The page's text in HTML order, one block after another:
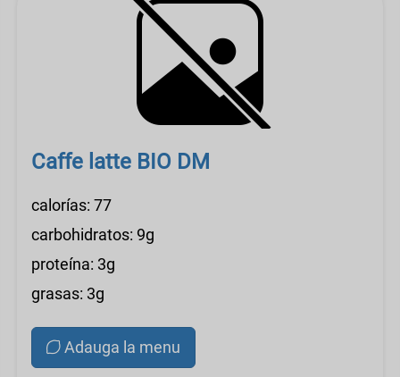
Caffe latte BIO DM
calorías: 77
carbohidratos: 9g
proteína: 3g
grasas: 3g
Adauga la menu